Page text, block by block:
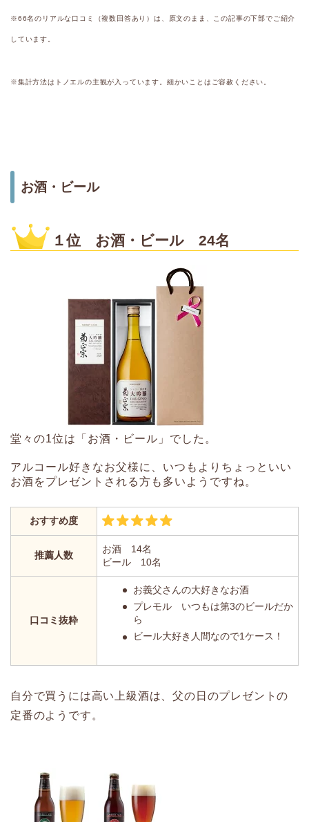
※66名のリアルな口コミ（複数回答あり）は、原文のまま、この記事の下部でご紹介
しています。
※集計方法はトノエルの主観が入っています。細かいことはご容赦ください。
お酒・ビール
１位 お酒・ビール 24名
堂々の1位は「お酒・ビール」でした。
アルコール好きなお父様に、いつもよりちょっといい
お酒をプレゼントされる方も多いようですね。
おすすめ度
推薦人数
お酒 14名
ビール 10名
口コミ抜粋
お義父さんの大好きなお酒
プレモル いつもは第3のビールだか
ら
ビール大好き人間なので1ケース！
自分で買うには高い上級酒は、父の日のプレゼントの
定番のようです。